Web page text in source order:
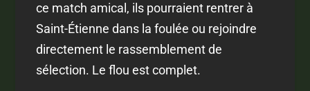
ce match amical, ils pourraient rentrer à
Saint-Étienne dans la foulée ou rejoindre
directement le rassemblement de
sélection. Le flou est complet.